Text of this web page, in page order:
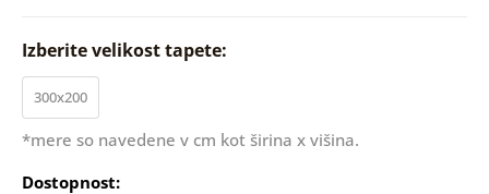
Izberite velikost tapete:
300x200
*mere so navedene v cm kot širina x višina.
Dostopnost: